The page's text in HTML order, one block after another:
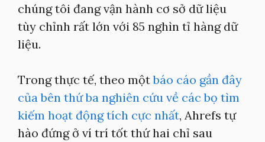
chúng tôi đang vận hành cơ sở dữ liệu
tùy chỉnh rất lớn với 85 nghìn tỉ hàng dữ
liệu.
Trong thực tế, theo mộtbáo cáo gần đây
của bên thứ ba nghiên cứu về các bọ tìm
kiếm hoạt động tích cực nhất, Ahrefs tự
hào đứng ở ví trí tốt thứ hai chỉ sau